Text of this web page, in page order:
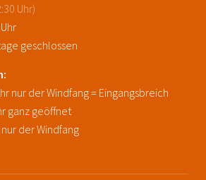
Uhr)
geschlossen
nur der Windfang = Eingangsbreich
ganz geöffnet
der Windfang